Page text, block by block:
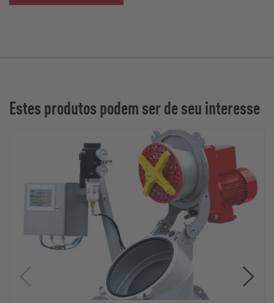
Estes produtos podem ser de seu interesse